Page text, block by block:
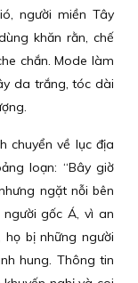
người miền Tây
khăn rằn, chế
chắn. Mode làm
da trắng, tóc dài
chuyển về lục địa
loạn: “Bây giờ
ngặt nỗi bên
gốc Á, vì an
bị những người
hung. Thông tin